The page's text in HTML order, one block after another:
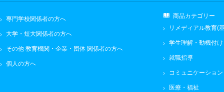
専門学校関係者の方へ
大学・短大関係者の方へ
その他 教育機関・企業・団体 関係者の方へ
個人の方へ
商品カテゴリー
リメディアル教育(
学生理解・動機付け
就職指導
コミュニケーション
医療・福祉